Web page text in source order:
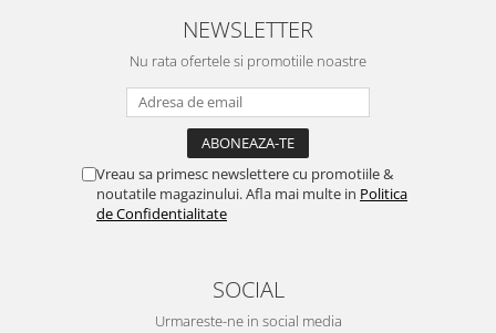
NEWSLETTER
Nu rata ofertele si promotiile noastre
Vreau sa primesc newslettere cu promotiile &
noutatile magazinului. Afla mai multe in Politica
de Confidentialitate
SOCIAL
Urmareste-ne in social media